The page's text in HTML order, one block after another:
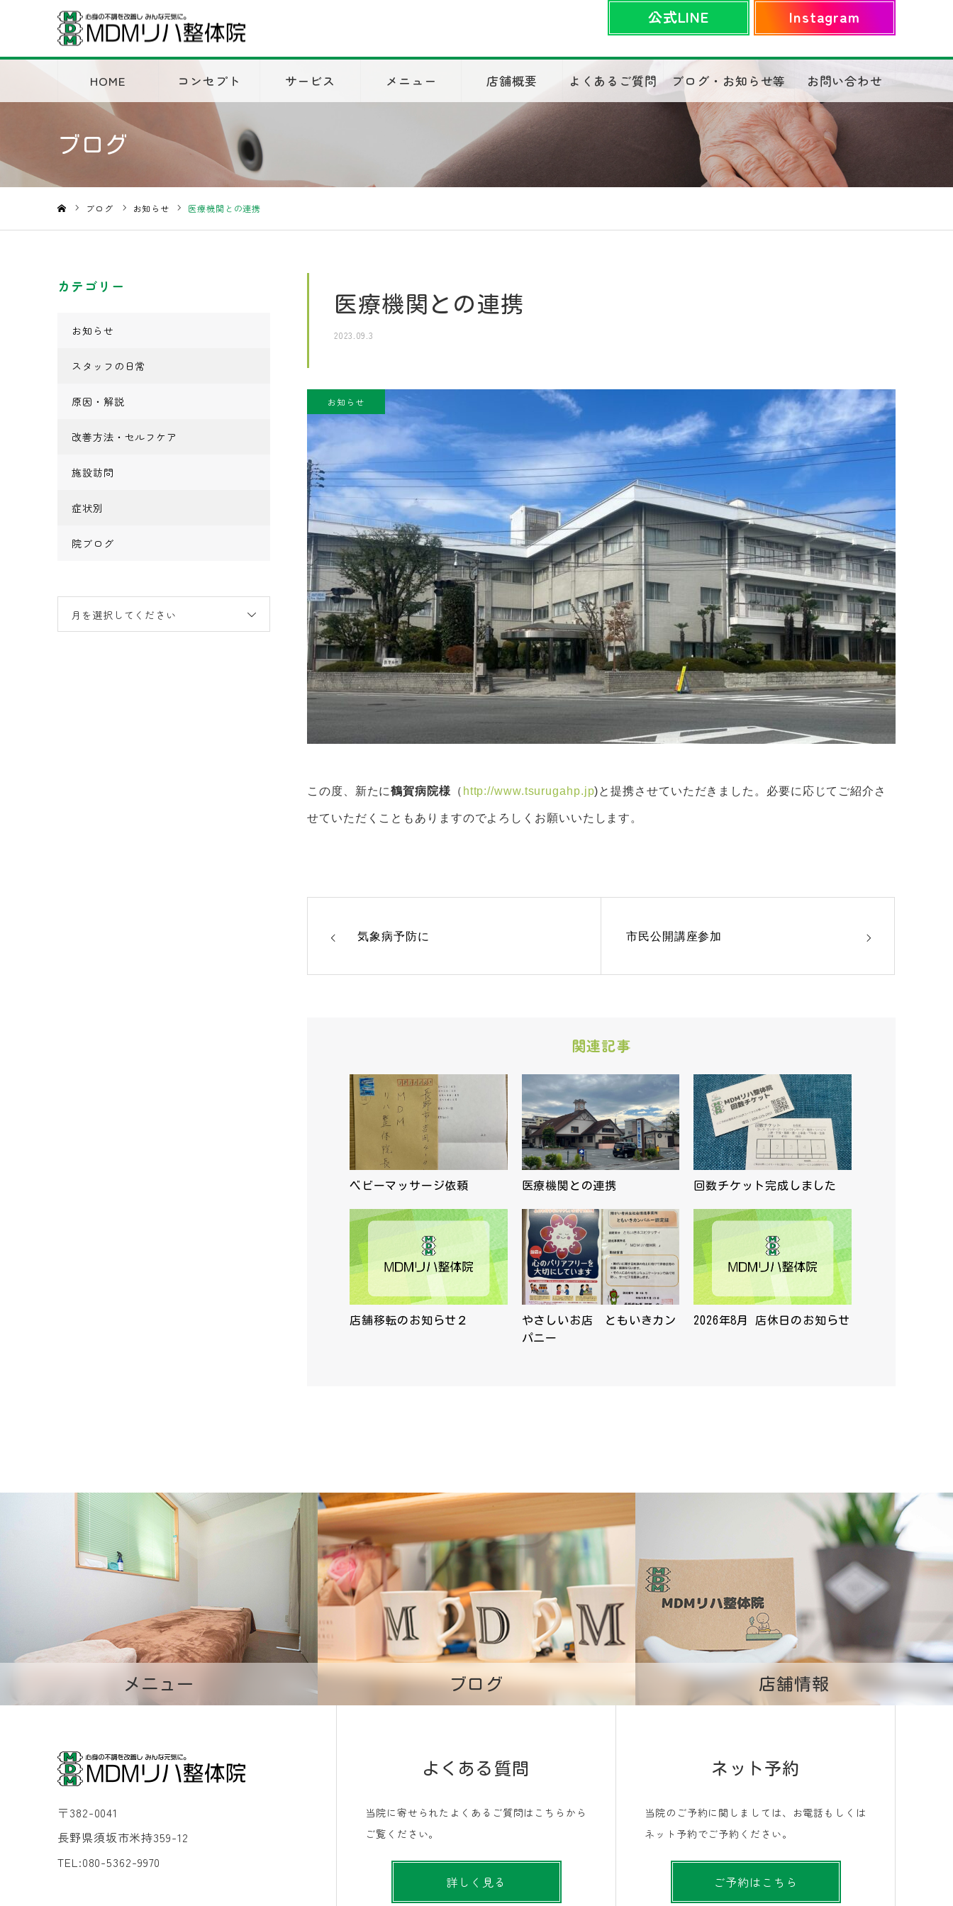
公式LINE Instagram
HOME コンセプト サービス メニュー 店舗概要 よくあるご質問 ブログ・お知らせ等 お問い合わせ
ブログ
ブログ お知らせ 医療機関との連携
医療機関との連携
2023.09.3
お知らせ
この度、新たに鶴賀病院様 （ http://www.tsurugahp.jp)と提携させていただきました。必要に応じてご紹介さ
せていただくこともありますのでよろしくお願いいたします。
気象病予防に 市民公開講座参加
関連記事
ベビーマッサージ依頼 医療機関との連携 回数チケット完成しました
店舗移転のお知らせ２
やさしいお店 ともいきカン
パニー
2026年8月 店休日のお知らせ
カテゴリー
お知らせ
スタッフの日常
原因・解説
改善方法・セルフケア
施設訪問
症状別
院ブログ
月を選択してください
メニュー ブログ 店舗情報
〒382-0041
長野県須坂市米持359-12
TEL:080-5362-9970
よくある質問
当院に寄せられたよくあるご質問はこちらから
ご覧ください。
詳しく見る
ネット予約
当院のご予約に関しましては、お電話もしくは
ネット予約でご予約ください。
ご予約はこちら